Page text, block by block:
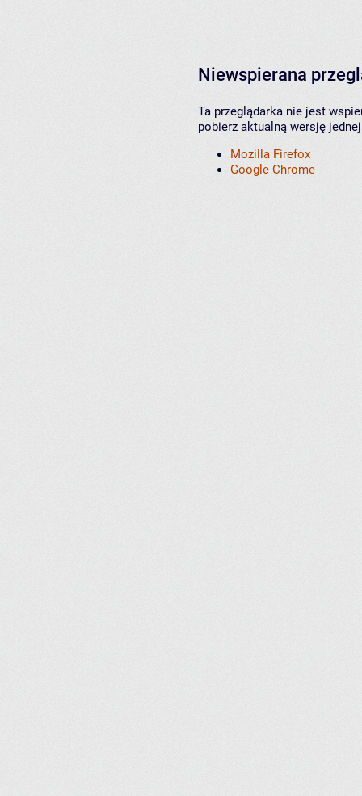
Niewspierana
Ta przeglądarka nie jest
pobierz aktualną wersję
Mozilla Firefox
Google Chrome